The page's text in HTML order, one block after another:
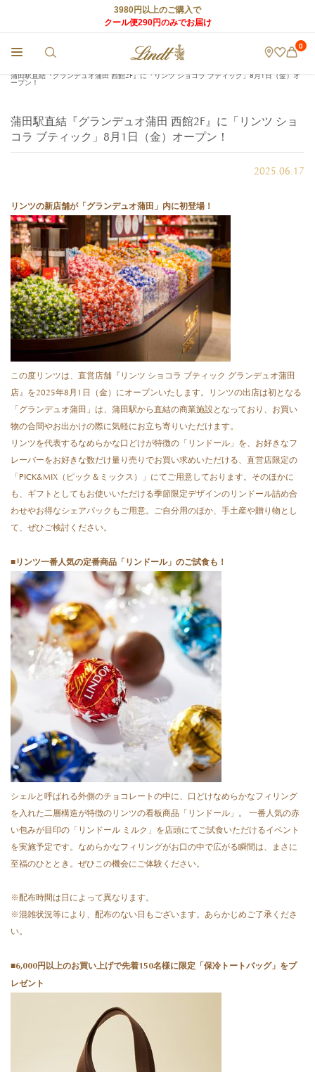
3980円以上のご購入で
クール便290円のみでお届け
0
蒲田駅直結『グランデュオ蒲田 西館2F』に「リンツ ショコラ ブティック」8月1日（金）オ
ープン！
蒲田駅直結『グランデュオ蒲田 西館2F』に「リンツ ショ
コラ ブティック」8月1日（金）オープン！
2025.06.17
リンツの新店舗が「グランデュオ蒲田」内に初登場！
この度リンツは、直営店舗『リンツ ショコラ ブティック グランデュオ蒲田
店』を2025年8月1日（金）にオープンいたします。リンツの出店は初となる
「グランデュオ蒲田」は、蒲田駅から直結の商業施設となっており、お買い
物の合間やお出かけの際に気軽にお立ち寄りいただけます。
リンツを代表するなめらかな口どけが特徴の「リンドール」を、お好きなフ
レーバーをお好きな数だけ量り売りでお買い求めいただける、直営店限定の
「PICK&MIX（ピック＆ミックス）」にてご用意しております。そのほかに
も、ギフトとしてもお使いいただける季節限定デザインのリンドール詰め合
わせやお得なシェアパックもご用意。ご自分用のほか、手土産や贈り物とし
て、ぜひご検討ください。
■リンツ一番人気の定番商品「リンドール」のご試食も！
シェルと呼ばれる外側のチョコレートの中に、口どけなめらかなフィリング
を入れた二層構造が特徴のリンツの看板商品「リンドール」。 一番人気の赤
い包みが目印の「リンドール ミルク」を店頭にてご試食いただけるイベント
を実施予定です。なめらかなフィリングがお口の中で広がる瞬間は、まさに
至福のひととき。ぜひこの機会にご体験ください。
※配布時間は日によって異なります。
※混雑状況等により、配布のない日もございます。あらかじめご了承くださ
い。
■6,000円以上のお買い上げで先着150名様に限定「保冷トートバッグ」をプ
レゼント